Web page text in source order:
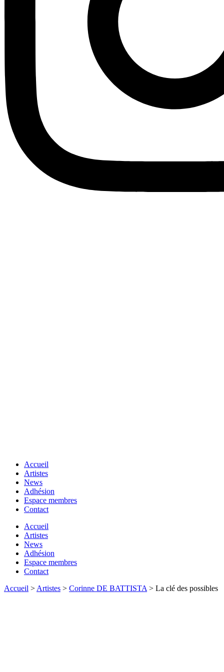
Accueil
Artistes
News
Adhésion
Espace membres
Contact
Accueil
Artistes
News
Adhésion
Espace membres
Contact
Accueil > Artistes > Corinne DE BATTISTA > La clé des possibles